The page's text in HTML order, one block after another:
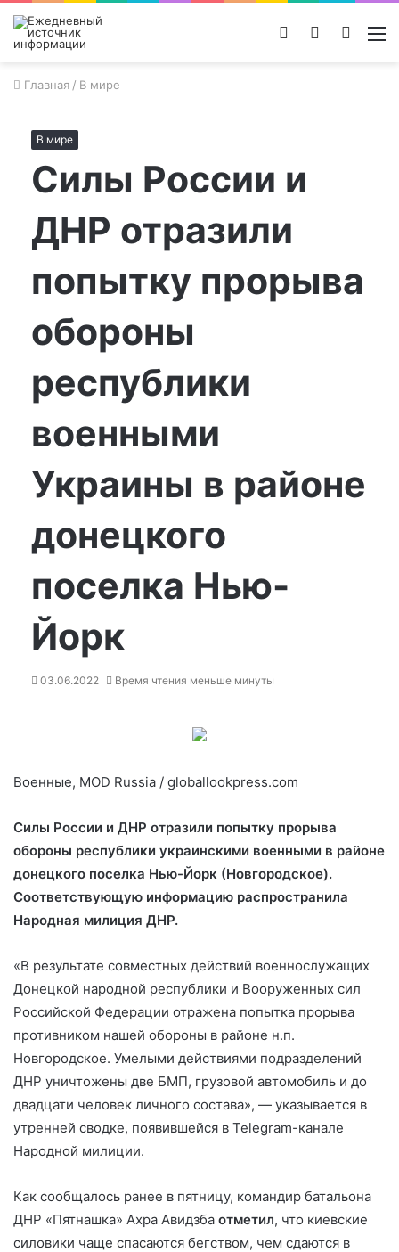
Поиск
Switch
Войти
Главная / В мире
В мире
Силы России и
ДНР отразили
попытку прорыва
обороны
республики
военными
Украины в районе
донецкого
поселка Нью-
Йорк
03.06.2022 Время чтения меньше минуты
Военные, MOD Russia / globallookpress.com
Силы России и ДНР отразили попытку прорыва
обороны республики украинскими военными в районе
донецкого поселка Нью-Йорк (Новгородское).
Соответствующую информацию распространила
Народная милиция ДНР.
«В результате совместных действий военнослужащих
Донецкой народной республики и Вооруженных сил
Российской Федерации отражена попытка прорыва
противником нашей обороны в районе н.п.
Новгородское. Умелыми действиями подразделений
ДНР уничтожены две БМП, грузовой автомобиль и до
двадцати человек личного состава», — указывается в
утренней сводке, появившейся в Telegram-канале
Народной милиции.
Как сообщалось ранее в пятницу, командир батальона
ДНР «Пятнашка» Ахра Авидзба отметил, что киевские
силовики чаще спасаются бегством, чем сдаются в